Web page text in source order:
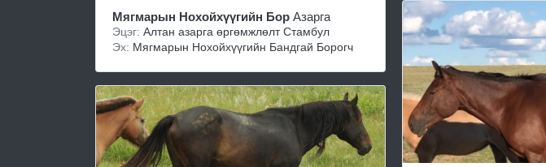
Мягмарын Нохойхүүгийн Бор Азарга
Эцэг: Алтан азарга өргөмжлөлт Стамбул
Эх: Мягмарын Нохойхүүгийн Бандгай Борогч